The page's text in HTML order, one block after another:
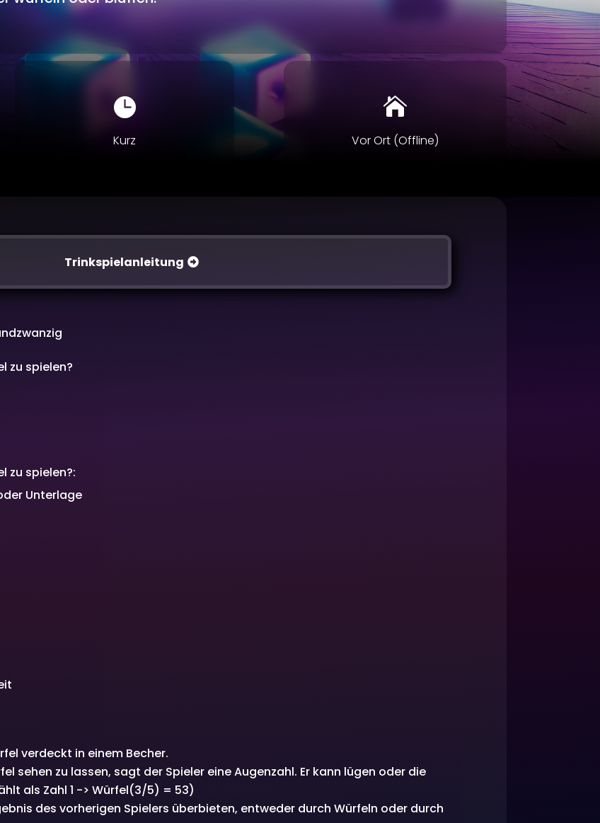

Kurz

Vor Ort (Offline)
Trinkspielanleitung
zu spielen?
zu spielen?:
Unterlage
verdeckt in einem Becher.
sehen zu lassen, sagt der Spieler eine Augenzahl. Er kann lügen oder die
als Zahl 1 -> Würfel(3/5) = 53)
des vorherigen Spielers überbieten, entweder durch Würfeln oder durch